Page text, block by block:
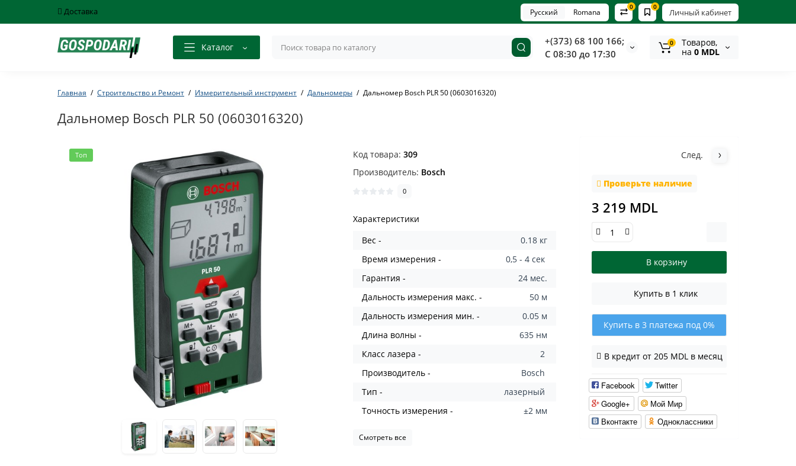
Доставка Личный кабинет
0
0
Русский Romana
Каталог
+(373) 68 100 166;
С 08:30 до 17:30
0
Tоваров,
на 0 MDL
Главная Строительство и Ремонт Измерительный инструмент Дальномеры Дальномер Bosch PLR 50 (0603016320)
Дальномер Bosch PLR 50 (0603016320)
Топ Код товара:309
Производитель: Bosch
0
Характеристики
Вес -
0.18 кг
Время измерения -
0,5 - 4 сек
Гарантия -
24 мес.
Дальность измерения макс. -
50 м
Дальность измерения мин. -
0.05 м
Длина волны -
635 нм
Класс лазера -
2
Производитель -
Bosch
Тип -
лазерный
Точность измерения -
±2 мм
Смотреть все
След.
Проверьте наличие
3 219 MDL
В корзину
Купить в 1 клик
Купить в 3 платежа под 0%
В кредит от 205 MDL в месяц
Facebook
Twitter
Google+
Мой Мир
Вконтакте
Одноклассники